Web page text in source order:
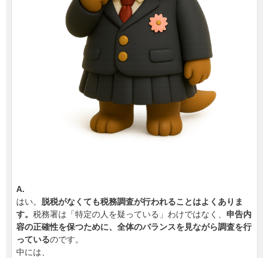
A.
はい。 脱税がなくても税務調査が行われることはよくありま
す。 税務署は「特定の人を疑っている」わけではなく、 申告内
容の正確性を保つために、全体のバランスを見ながら調査を行
っているのです。
中には、